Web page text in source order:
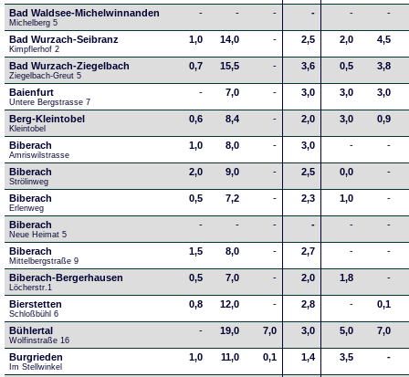
Bad Waldsee-Michelwinnanden
Michelberg 5
- - - - - -
Bad Wurzach-Seibranz
Kimpflerhof 2
1,0 14,0 - 2,5 2,0 4,5
Bad Wurzach-Ziegelbach
Ziegelbach-Greut 5
0,7 15,5 - 3,6 0,5 3,8
Baienfurt
Untere Bergstrasse 7
- 7,0 - 3,0 3,0 3,0
Berg-Kleintobel
Kleintobel
0,6 8,4 - 2,0 3,0 0,9
Biberach
Amriswilstrasse
1,0 8,0 - 3,0 - -
Biberach
Strölinweg
2,0 9,0 - 2,5 0,0 -
Biberach
Erlenweg
0,5 7,2 - 2,3 1,0 -
Biberach
Neue Heimat 5
- - - - - -
Biberach
Mittelbergstraße 9
1,5 8,0 - 2,7 - -
Biberach-Bergerhausen
Löcherstr.1
0,5 7,0 - 2,0 1,8 -
Bierstetten
Schloßbühl 6
0,8 12,0 - 2,8 - 0,1
Bühlertal
Wolfinstraße 16
- 19,0 7,0 3,0 5,0 7,0
Burgrieden
Im Stellwinkel
1,0 11,0 0,1 1,4 3,5 -